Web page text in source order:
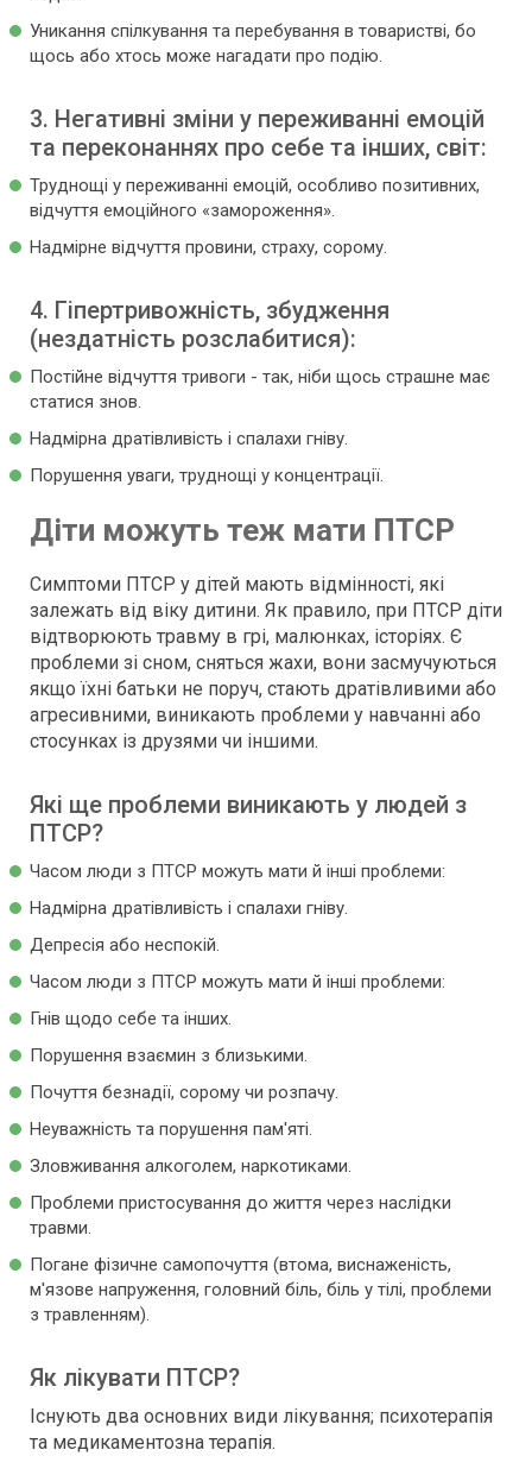
Уникання спілкування та перебування в товаристві, бо
щось або хтось може нагадати про подію.
3. Негативні зміни у переживанні емоцій
та переконаннях про себе та інших, світ:
Труднощі у переживанні емоцій, особливо позитивних,
відчуття емоційного «замороження».
Надмірне відчуття провини, страху, сорому.
4. Гіпертривожність, збудження
(нездатність розслабитися):
Постійне відчуття тривоги - так, ніби щось страшне має
статися знов.
Надмірна дратівливість і спалахи гніву.
Порушення уваги, труднощі у концентрації.
Діти можуть теж мати ПТСР
Симптоми ПТСР у дітей мають відмінності, які
залежать від віку дитини. Як правило, при ПТСР діти
відтворюють травму в грі, малюнках, історіях. Є
проблеми зі сном, сняться жахи, вони засмучуються
якщо їхні батьки не поруч, стають дратівливими або
агресивними, виникають проблеми у навчанні або
стосунках із друзями чи іншими.
Які ще проблеми виникають у людей з
ПТСР?
Часом люди з ПТСР можуть мати й інші проблеми:
Надмірна дратівливість і спалахи гніву.
Депресія або неспокій.
Часом люди з ПТСР можуть мати й інші проблеми:
Гнів щодо себе та інших.
Порушення взаємин з близькими.
Почуття безнадії, сорому чи розпачу.
Неуважність та порушення пам'яті.
Зловживання алкоголем, наркотиками.
Проблеми пристосування до життя через наслідки
травми.
Погане фізичне самопочуття (втома, виснаженість,
м'язове напруження, головний біль, біль у тілі, проблеми
з травленням).
Як лікувати ПТСР?
Існують два основних види лікування; психотерапія
та медикаментозна терапія.